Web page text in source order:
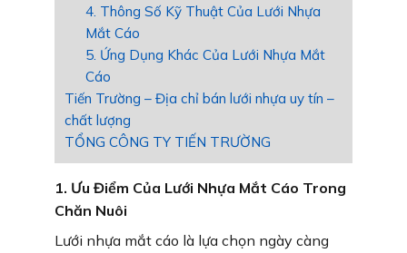
4. Thông Số Kỹ Thuật Của Lưới Nhựa
Mắt Cáo
5. Ứng Dụng Khác Của Lưới Nhựa Mắt
Cáo
Tiến Trường – Địa chỉ bán lưới nhựa uy tín –
chất lượng
TỔNG CÔNG TY TIẾN TRƯỜNG
1. Ưu Điểm Của Lưới Nhựa Mắt Cáo Trong
Chăn Nuôi
Lưới nhựa mắt cáo là lựa chọn ngày càng